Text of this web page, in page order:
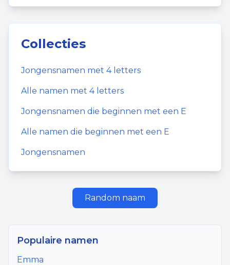
Collecties
Jongensnamen met 4letters
Alle namen met 4letters
Jongensnamen die beginnen met een E
Alle namen die beginnen met een E
Jongensnamen
Random naam
Populaire namen
Emma